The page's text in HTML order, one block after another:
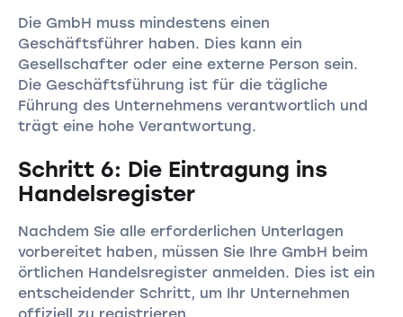
Die GmbH muss mindestens einen
Geschäftsführer haben. Dies kann ein
Gesellschafter oder eine externe Person sein.
Die Geschäftsführung ist für die tägliche
Führung des Unternehmens verantwortlich und
trägt eine hohe Verantwortung.
Schritt 6: Die Eintragung ins
Handelsregister
Nachdem Sie alle erforderlichen Unterlagen
vorbereitet haben, müssen Sie Ihre GmbH beim
örtlichen Handelsregister anmelden. Dies ist ein
entscheidender Schritt, um Ihr Unternehmen
offiziell zu registrieren.